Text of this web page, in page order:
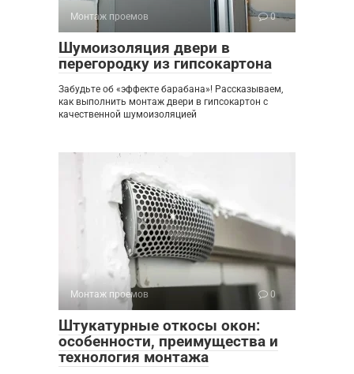
Монтаж проемов 0
Шумоизоляция двери в
перегородку из гипсокартона
Забудьте об «эффекте барабана»! Рассказываем,
как выполнить монтаж двери в гипсокартон с
качественной шумоизоляцией
Монтаж проемов 0
Штукатурные откосы окон:
особенности, преимущества и
технология монтажа